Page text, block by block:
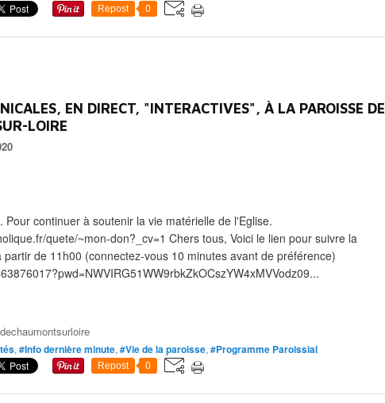
Repost 0
EN DIRECT, "INTERACTIVES", À LA PAROISSE DE
LOIRE
continuer à soutenir la vie matérielle de l'Eglise.
quete/~mon-don?_cv=1 Chers tous, Voici le lien pour suivre la
partir de 11h00 (connectez-vous 10 minutes avant de préférence)
, #Info dernière minute, #Vie de la paroisse, #Programme Paroissial
Repost 0